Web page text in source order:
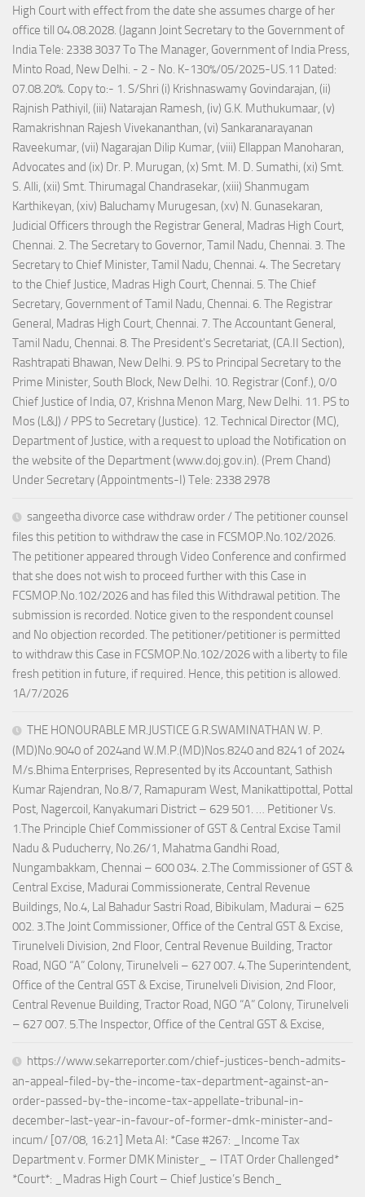
High Court with effect from the date she assumes charge of her
office till 04.08.2028. (Jagann Joint Secretary to the Government of
India Tele: 2338 3037 To The Manager, Government of India Press,
Minto Road, New Delhi. - 2 - No. K-130%/05/2025-US.11 Dated:
07.08.20%. Copy to:- 1. S/Shri (i) Krishnaswamy Govindarajan, (ii)
Rajnish Pathiyil, (iii) Natarajan Ramesh, (iv) G.K. Muthukumaar, (v)
Ramakrishnan Rajesh Vivekananthan, (vi) Sankaranarayanan
Raveekumar, (vii) Nagarajan Dilip Kumar, (viii) Ellappan Manoharan,
Advocates and (ix) Dr. P. Murugan, (x) Smt. M. D. Sumathi, (xi) Smt.
S. Alli, (xii) Smt. Thirumagal Chandrasekar, (xiii) Shanmugam
Karthikeyan, (xiv) Baluchamy Murugesan, (xv) N. Gunasekaran,
Judicial Officers through the Registrar General, Madras High Court,
Chennai. 2. The Secretary to Governor, Tamil Nadu, Chennai. 3. The
Secretary to Chief Minister, Tamil Nadu, Chennai. 4. The Secretary
to the Chief Justice, Madras High Court, Chennai. 5. The Chief
Secretary, Government of Tamil Nadu, Chennai. 6. The Registrar
General, Madras High Court, Chennai. 7. The Accountant General,
Tamil Nadu, Chennai. 8. The President's Secretariat, (CA.II Section),
Rashtrapati Bhawan, New Delhi. 9. PS to Principal Secretary to the
Prime Minister, South Block, New Delhi. 10. Registrar (Conf.), 0/0
Chief Justice of India, 07, Krishna Menon Marg, New Delhi. 11. PS to
Mos (L&J) / PPS to Secretary (Justice). 12. Technical Director (MC),
Department of Justice, with a request to upload the Notification on
the website of the Department (www.doj.gov.in). (Prem Chand)
Under Secretary (Appointments-I) Tele: 2338 2978
sangeetha divorce case withdraw order / The petitioner counsel
files this petition to withdraw the case in FCSMOP.No.102/2026.
The petitioner appeared through Video Conference and confirmed
that she does not wish to proceed further with this Case in
FCSMOP.No.102/2026 and has filed this Withdrawal petition. The
submission is recorded. Notice given to the respondent counsel
and No objection recorded. The petitioner/petitioner is permitted
to withdraw this Case in FCSMOP.No.102/2026 with a liberty to file
fresh petition in future, if required. Hence, this petition is allowed.
1A/7/2026
THE HONOURABLE MR.JUSTICE G.R.SWAMINATHAN W. P.
(MD)No.9040 of 2024and W.M.P.(MD)Nos.8240 and 8241 of 2024
M/s.Bhima Enterprises, Represented by its Accountant, Sathish
Kumar Rajendran, No.8/7, Ramapuram West, Manikattipottal, Pottal
Post, Nagercoil, Kanyakumari District – 629 501. … Petitioner Vs.
1.The Principle Chief Commissioner of GST & Central Excise Tamil
Nadu & Puducherry, No.26/1, Mahatma Gandhi Road,
Nungambakkam, Chennai – 600 034. 2.The Commissioner of GST &
Central Excise, Madurai Commissionerate, Central Revenue
Buildings, No.4, Lal Bahadur Sastri Road, Bibikulam, Madurai – 625
002. 3.The Joint Commissioner, Office of the Central GST & Excise,
Tirunelveli Division, 2nd Floor, Central Revenue Building, Tractor
Road, NGO “A” Colony, Tirunelveli – 627 007. 4.The Superintendent,
Office of the Central GST & Excise, Tirunelveli Division, 2nd Floor,
Central Revenue Building, Tractor Road, NGO “A” Colony, Tirunelveli
– 627 007. 5.The Inspector, Office of the Central GST & Excise,
https://www.sekarreporter.com/chief-justices-bench-admits-
an-appeal-filed-by-the-income-tax-department-against-an-
order-passed-by-the-income-tax-appellate-tribunal-in-
december-last-year-in-favour-of-former-dmk-minister-and-
incum/ [07/08, 16:21] Meta AI: *Case #267: _Income Tax
Department v. Former DMK Minister_ – ITAT Order Challenged*
*Court*: _Madras High Court – Chief Justice’s Bench_